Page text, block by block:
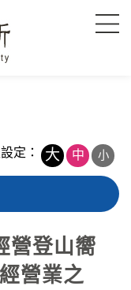
定： 大 中 小
營登山嚮
營業之